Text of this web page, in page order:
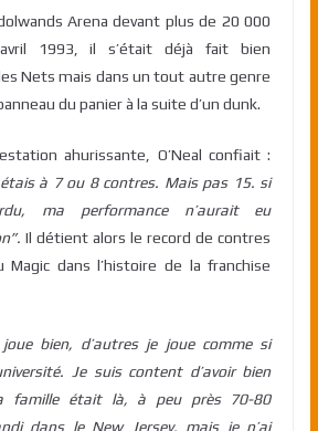
Arena devant plus de 20 000
1993, il s’était déjà fait bien
Nets mais dans un tout autre genre
du panier à la suite d’un dunk.
ahurissante, O’Neal confiait :
étais à 7 ou 8 contres. Mais pas 15. si
ma performance n’aurait eu
Il détient alors le record de contres
dans l’histoire de la franchise
bien, d’autres je joue comme si
Je suis content d’avoir bien
famille était là, à peu près 70-80
dans le New Jersey, mais je n’ai